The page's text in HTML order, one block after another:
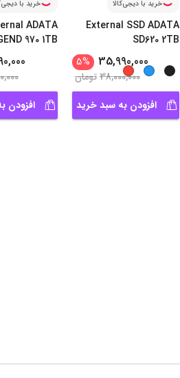
خرید با دیجی‌کالا
External SSD ADATA
SD620 2TB
35,990,000
%
5
38,000,000تومان
افزودن به سبد خرید
خرید با
ADATA
970 1TB
افزودن